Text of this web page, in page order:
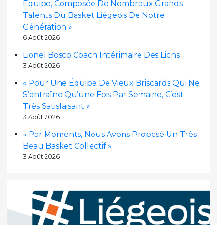
Équipe, Composée De Nombreux Grands
Talents Du Basket Liégeois De Notre
Génération »
6 Août 2026
Lionel Bosco Coach Intérimaire Des Lions
3 Août 2026
« Pour Une Équipe De Vieux Briscards Qui Ne
S’entraîne Qu’une Fois Par Semaine, C’est
Très Satisfaisant »
3 Août 2026
« Par Moments, Nous Avons Proposé Un Très
Beau Basket Collectif »
3 Août 2026